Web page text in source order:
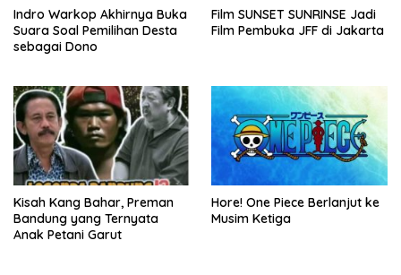
Indro Warkop Akhirnya Buka
Suara Soal Pemilihan Desta
sebagai Dono
Film SUNSET SUNRINSE Jadi
Film Pembuka JFF di Jakarta
Kisah Kang Bahar, Preman
Bandung yang Ternyata
Anak Petani Garut
Hore! One Piece Berlanjut ke
Musim Ketiga